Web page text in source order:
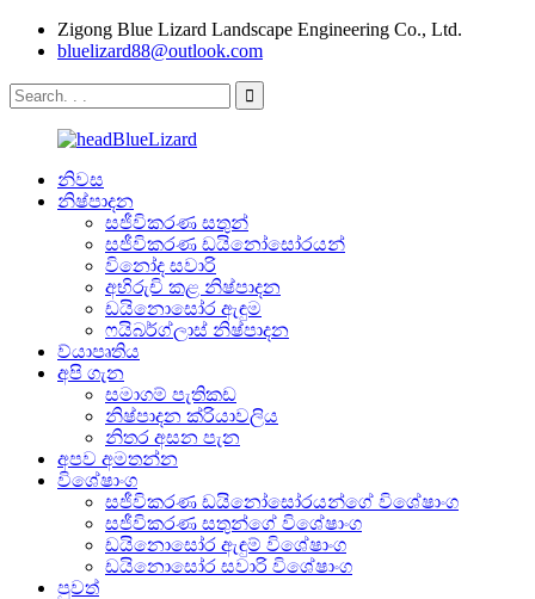
Zigong Blue Lizard Landscape Engineering Co., Ltd.
bluelizard88@outlook.com
නිවස
නිෂ්පාදන
සජීවිකරණ සතුන්
සජීවිකරණ ඩයිනෝසෝරයන්
විනෝද සවාරි
අභිරුචි කළ නිෂ්පාදන
ඩයිනොසෝර ඇඳුම
ෆයිබර්ග්ලාස් නිෂ්පාදන
ව්යාපෘතිය
අපි ගැන
සමාගම් පැතිකඩ
නිෂ්පාදන ක්රියාවලිය
නිතර අසන පැන
අපව අමතන්න
විශේෂාංග
සජීවිකරණ ඩයිනෝසෝරයන්ගේ විශේෂාංග
සජීවිකරණ සතුන්ගේ විශේෂාංග
ඩයිනොසෝර ඇඳුම් විශේෂාංග
ඩයිනොසෝර සවාරි විශේෂාංග
පුවත්